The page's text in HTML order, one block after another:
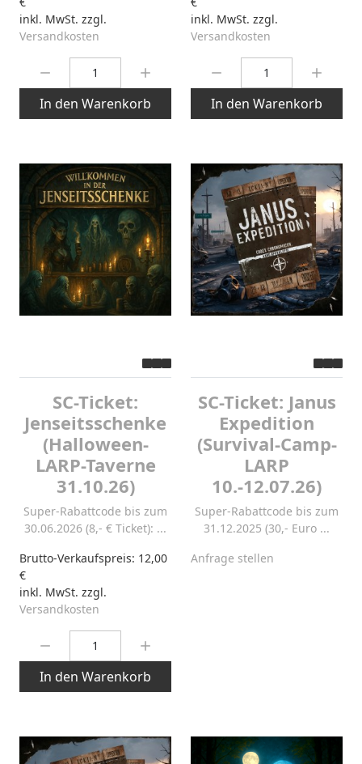
inkl. MwSt. zzgl.
Versandkosten
In den Warenkorb
inkl. MwSt. zzgl.
Versandkosten
In den Warenkorb
SC-Ticket:
Jenseitsschenke
(Halloween-
LARP-Taverne
31.10.26)
Super-Rabattcode bis zum
30.06.2026 (8,- € Ticket): ...
Brutto-Verkaufspreis: 12,00
€
inkl. MwSt. zzgl.
Versandkosten
In den Warenkorb
SC-Ticket: Janus
Expedition
(Survival-Camp-
LARP
10.-12.07.26)
Super-Rabattcode bis zum
31.12.2025 (30,- Euro ...
Anfrage stellen